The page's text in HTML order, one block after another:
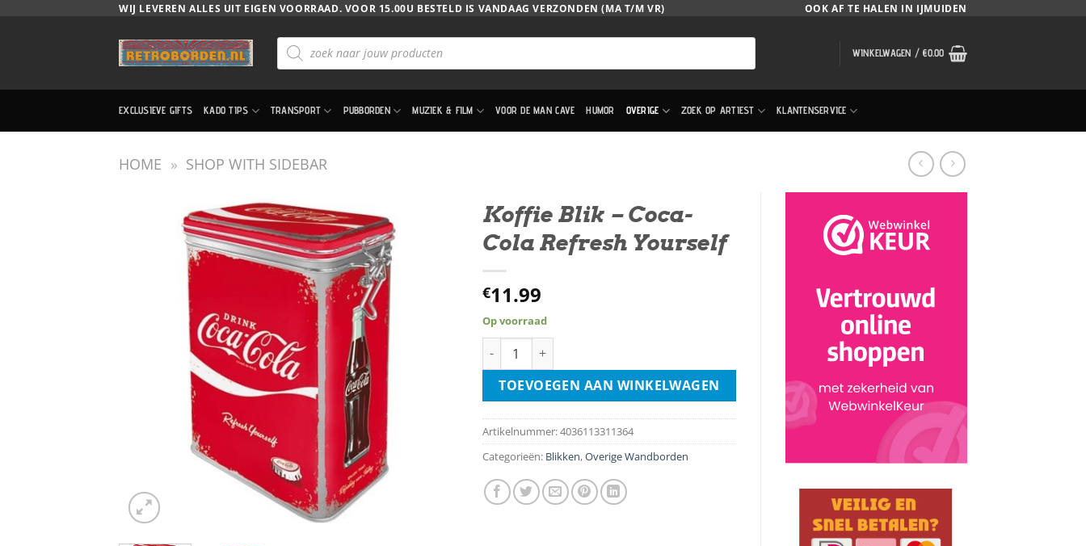
WIJ LEVEREN ALLES UIT EIGEN VOORRAAD. VOOR 15.00U BESTELD IS VANDAAG VERZONDEN (MA T/M VR) OOK AF TE HALEN IN IJMUIDEN
Producten
zoeken WINKELWAGEN /€0.00
EXCLUSIEVE GIFTS KADO TIPS TRANSPORT PUBBORDEN MUZIEK & FILM VOOR DE MAN CAVE HUMOR OVERIGE ZOEK OP ARTIEST KLANTENSERVICE
HOME » SHOP WITH SIDEBAR
Koffie Blik – Coca-
Cola Refresh Yourself
€11.99
Op voorraad
Koffie Blik - Coca-Cola Refresh Yourself aantal
TOEVOEGEN AAN WINKELWAGEN
Artikelnummer:4036113311364
Categorieën: Blikken,Overige Wandborden